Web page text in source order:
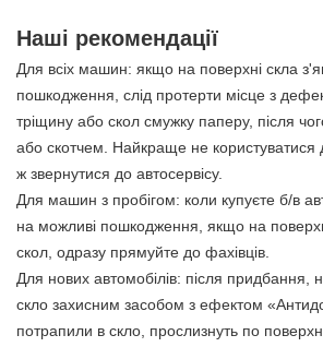
Наші рекомендації
Для всіх машин: якщо на поверхні скла
пошкодження, слід протерти місце з
тріщину або скол смужку паперу, після
або скотчем. Найкраще не користуватися
ж звернутися до автосервісу.
Для машин з пробігом: коли купуєте б/в
на можливі пошкодження, якщо на
скол, одразу прямуйте до фахівців.
Для нових автомобілів: після придбання,
скло захисним засобом з ефектом
потрапили в скло, прослизнуть по поверхні